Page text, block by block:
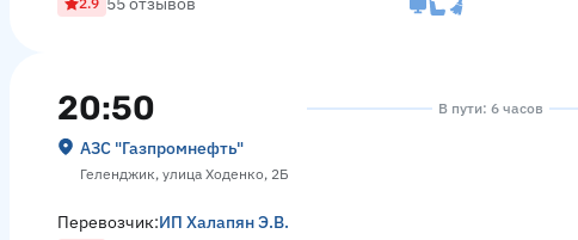
20:50
АЗС "Газпромнефть"
Геленджик, улица Ходенко, 2Б
В пути: 6 часов
Перевозчик:ИП Халапян Э.В.